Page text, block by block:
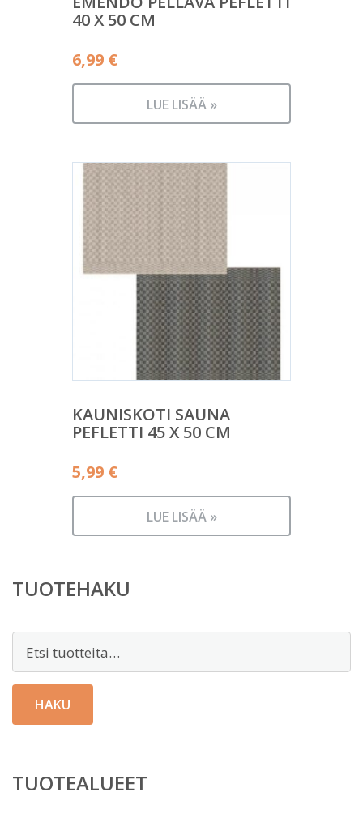
40 X 50 CM
6,99 €
LUE LISÄÄ »
KAUNISKOTI SAUNA
PEFLETTI 45 X 50 CM
5,99 €
LUE LISÄÄ »
TUOTEHAKU
HAKU
TUOTEALUEET